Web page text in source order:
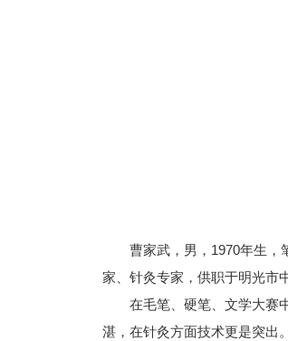
曹家武，男，1970年生，
家、针灸专家，供职于明光市
在毛笔、硬笔、文学大赛
湛，在针灸方面技术更是突出。